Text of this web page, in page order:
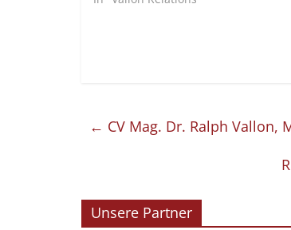
← CV Mag. Dr. Ralph Vallon,
Unsere Partner